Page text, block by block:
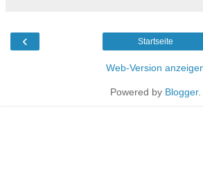
‹ Startseite
Web-Version
Powered by Blogger.